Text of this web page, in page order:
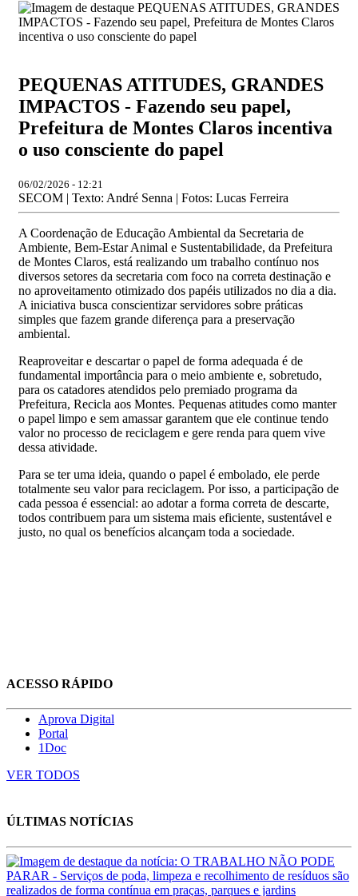
PEQUENAS ATITUDES, GRANDES
IMPACTOS - Fazendo seu papel,
Prefeitura de Montes Claros incentiva
o uso consciente do papel
06/02/2026 - 12:21
SECOM | Texto: André Senna | Fotos: Lucas Ferreira
A Coordenação de Educação Ambiental da Secretaria de
Ambiente, Bem-Estar Animal e Sustentabilidade, da Prefeitura
de Montes Claros, está realizando um trabalho contínuo nos
diversos setores da secretaria com foco na correta destinação e
no aproveitamento otimizado dos papéis utilizados no dia a dia.
A iniciativa busca conscientizar servidores sobre práticas
simples que fazem grande diferença para a preservação
ambiental.
Reaproveitar e descartar o papel de forma adequada é de
fundamental importância para o meio ambiente e, sobretudo,
para os catadores atendidos pelo premiado programa da
Prefeitura, Recicla aos Montes. Pequenas atitudes como manter
o papel limpo e sem amassar garantem que ele continue tendo
valor no processo de reciclagem e gere renda para quem vive
dessa atividade.
Para se ter uma ideia, quando o papel é embolado, ele perde
totalmente seu valor para reciclagem. Por isso, a participação de
cada pessoa é essencial: ao adotar a forma correta de descarte,
todos contribuem para um sistema mais eficiente, sustentável e
justo, no qual os benefícios alcançam toda a sociedade.
ACESSO RÁPIDO
Aprova Digital
Portal
1Doc
VER TODOS
ÚLTIMAS NOTÍCIAS